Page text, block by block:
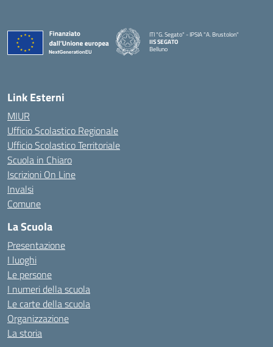
ITI "G. Segato" - IPSIA "A. Brustolon"
IIS SEGATO
Belluno
Link Esterni
MIUR
Ufficio Scolastico Regionale
Ufficio Scolastico Territoriale
Scuola in Chiaro
Iscrizioni On Line
Invalsi
Comune
La Scuola
Presentazione
I luoghi
Le persone
I numeri della scuola
Le carte della scuola
Organizzazione
La storia